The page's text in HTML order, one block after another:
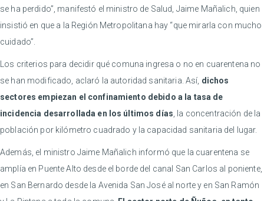
se ha perdido”, manifestó el ministro de Salud, Jaime Mañalich, quien
insistió en que a la Región Metropolitana hay “que mirarla con mucho
cuidado”.
Los criterios para decidir qué comuna ingresa o no en cuarentena no
se han modificado, aclaró la autoridad sanitaria. Así, dichos
sectores empiezan el confinamiento debido a la tasa de
incidencia desarrollada en los últimos días , la concentración de la
población por kilómetro cuadrado y la capacidad sanitaria del lugar.
Además, el ministro Jaime Mañalich informó que la cuarentena se
amplía en Puente Alto desde el borde del canal San Carlos al poniente,
en San Bernardo desde la Avenida San José al norte y en San Ramón